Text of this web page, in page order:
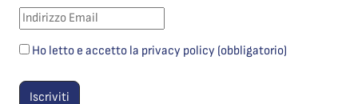
Ho letto e accetto la privacy policy (obbligatorio)